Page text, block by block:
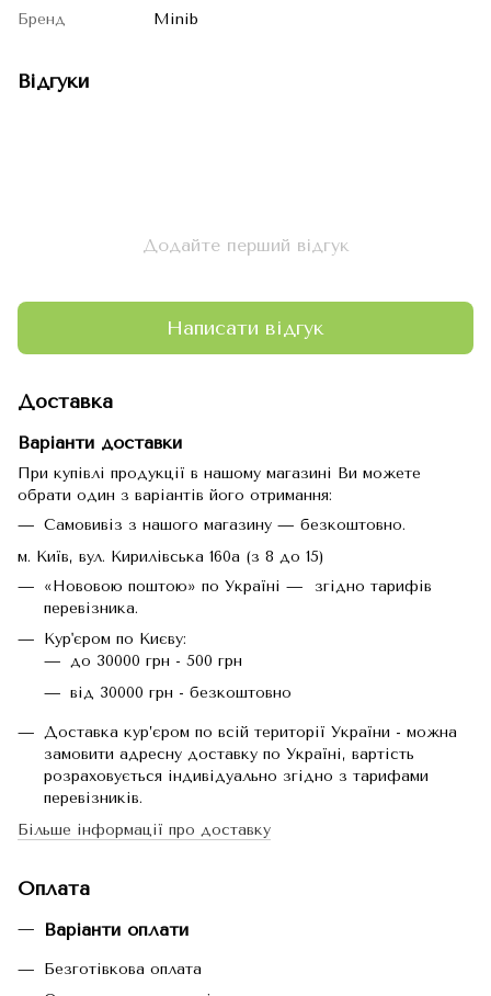
Бренд
Minib
Відгуки
Додайте перший відгук
Написати відгук
Доставка
Варіанти доставки
При купівлі продукції в нашому магазині Ви можете
обрати один з варіантів його отримання:
Самовивіз з нашого магазину — безкоштовно.
м. Київ, вул. Кирилівська 160а (з 8 до 15)
«Нововою поштою» по Україні — згідно тарифів
перевізника.
Кур'єром по Києву:
до 30000 грн - 500 грн
від 30000 грн - безкоштовно
Доставка кур’єром по всій території України - можна
замовити адресну доставку по Україні, вартість
розраховується індивідуально згідно з тарифами
перевізників.
Більше інформації про доставку
Оплата
Варіанти оплати
Безготівкова оплата